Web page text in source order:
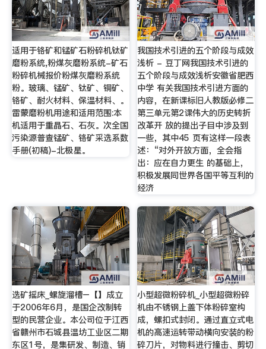
适用于铬矿和锰矿石粉碎机钛矿
磨粉系统,粉煤灰磨粉系统-矿石
粉碎机械报价粉煤灰磨粉系统
粉。玻璃、锰矿、钛矿、铜矿、
铬矿、耐火材料、保温材料、。
雷蒙磨粉机用途和适用范围:本
机适用于重晶石、石灰。次全国
污染源普查锰矿、铬矿采选系数
手册(初稿)-北极星。
我国技术引进的五个阶段与成效
浅析 - 豆丁网我国技术引进的
五个阶段与成效浅析安徽省肥西
中学 有关我国技术引进方面的
内容，在新课标旧人教版必修二
第三单元第2课伟大的历史转折
改革开 放的提出子目中涉及到
一些，其中45 页有这样一段表
述：“对外开放方面，全会指
出：应在自力更生 的基础上，
积极发展同世界各国平等互利的
经济
选矿摇床_螺旋溜槽–【】成立
于2006年6月，是国企改制转
型的民营企业。本公司位于江西
省赣州市石城县温坊工业区二期
东区1号，是集研发、制造、销
小型超微粉碎机_小型超微粉碎
机由不锈钢上盖下体粉碎室构
成，螺扣式封闭。通过直立式电
机的高速运转带动横向安装的粉
碎刀片，对物料进行撞击、剪切